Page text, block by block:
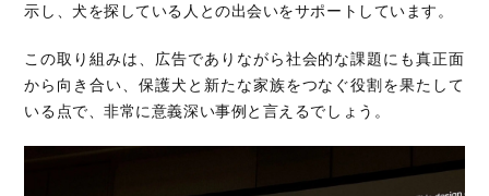
示し、犬を探している人との出会いをサポートしています。
この取り組みは、広告でありながら社会的な課題にも真正面
から向き合い、保護犬と新たな家族をつなぐ役割を果たして
いる点で、非常に意義深い事例と言えるでしょう。